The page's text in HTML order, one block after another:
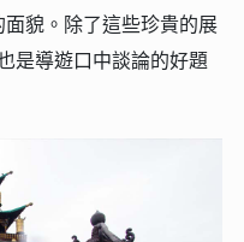
貌。除了這些珍貴的展
是導遊口中談論的好題